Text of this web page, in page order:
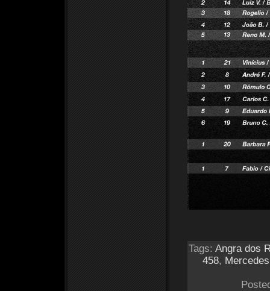
Tags: Angra dos
458,